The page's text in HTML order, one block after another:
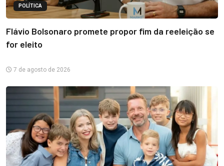
POLÍTICA
Flávio Bolsonaro promete propor fim da reeleição se
for eleito
7 de agosto de 2026